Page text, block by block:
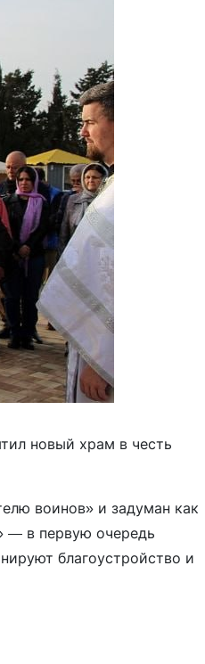
новый храм в честь
воинов» и задуман как
— в первую очередь
благоустройство и